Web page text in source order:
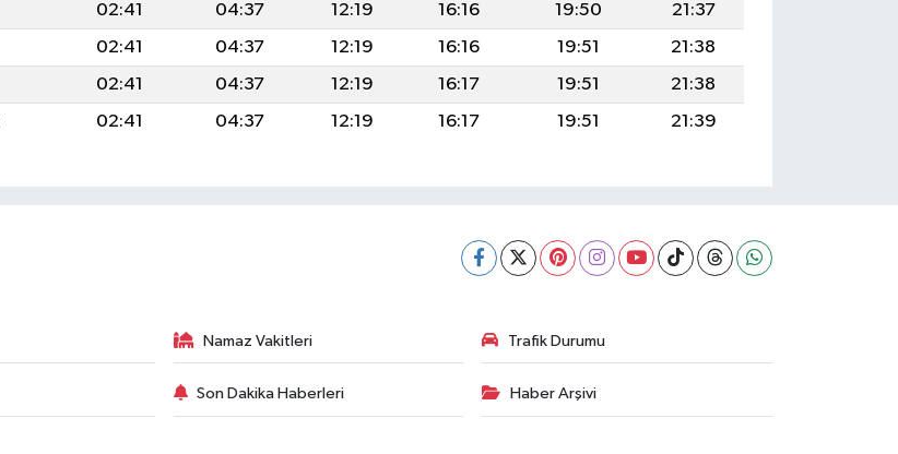
02:41 04:37 12:19 16:16 19:50
21:37
02:41 04:37 12:19 16:16 19:51
21:38
02:41 04:37 12:19 16:17 19:51
21:38
02:41 04:37 12:19 16:17 19:51 21:39
Namaz Vakitleri Trafik Durumu
Son Dakika Haberleri Haber Arşivi